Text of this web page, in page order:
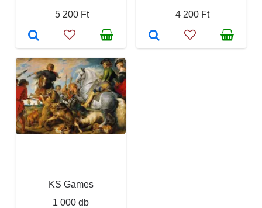
5 200 Ft
4 200 Ft
KS Games
1 000 db